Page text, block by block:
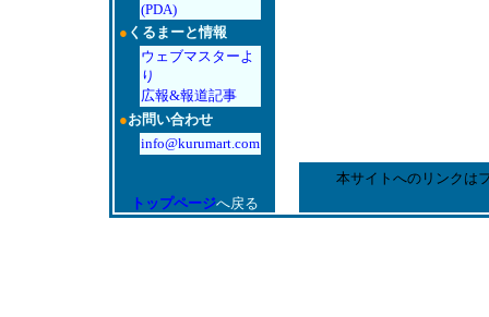
(PDA)
● くるまーと情報
ウェブマスターよ
り
広報&報道記事
●お問い合わせ
info@kurumart.com
トップページへ戻る
本サイトへのリンクは